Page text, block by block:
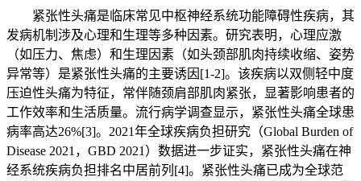
紧张性头痛是临床常见中枢神经系统功能障碍性疾病，其
发病机制涉及心理和生理等多种因素。研究表明，心理应激
（如压力、焦虑）和生理因素（如头颈部肌肉持续收缩、姿势
异常等）是紧张性头痛的主要诱因[1-2]。该疾病以双侧轻中度
压迫性头痛为特征，常伴随颈肩部肌肉紧张，显著影响患者的
工作效率和生活质量。流行病学调查显示，紧张性头痛全球患
病率高达26%[3]。2021年全球疾病负担研究（Global Burden of
Disease 2021，GBD 2021）数据进一步证实，紧张性头痛在神
经系统疾病负担排名中居前列[4]。紧张性头痛已成为全球范